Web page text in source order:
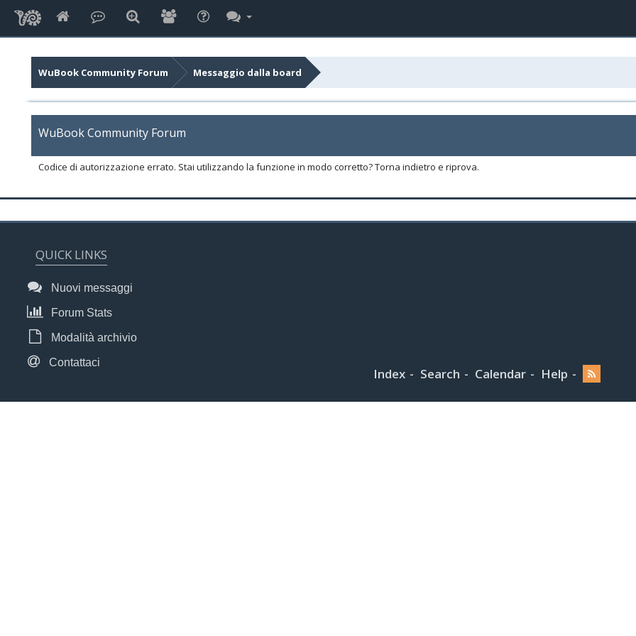
WuBook Community Forum Messaggio dalla board
WuBook Community Forum
Codice di autorizzazione errato. Stai utilizzando la funzione in modo corretto? Torna indietro e riprova.
QUICK LINKS
Nuovi messaggi
Forum Stats
Modalità archivio
Contattaci
Index Search Calendar Help